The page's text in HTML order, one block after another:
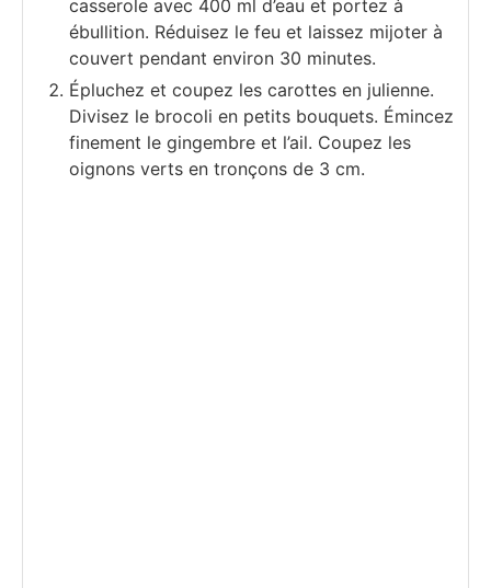
casserole avec 400 ml d’eau et portez à
ébullition. Réduisez le feu et laissez mijoter à
couvert pendant environ 30 minutes.
Épluchez et coupez les carottes en julienne.
Divisez le brocoli en petits bouquets. Émincez
finement le gingembre et l’ail. Coupez les
oignons verts en tronçons de 3 cm.